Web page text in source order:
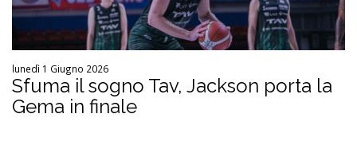
lunedì 1 Giugno 2026
Sfuma il sogno Tav, Jackson porta la
Gema in finale